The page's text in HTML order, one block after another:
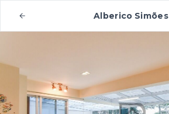
Alberico Simões